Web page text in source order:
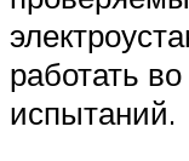
работать
испытаний.